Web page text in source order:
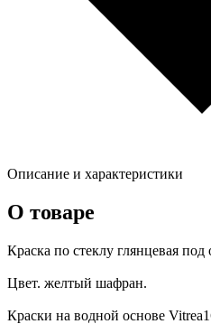
Описание и характеристики
О товаре
Краска по стеклу глянцевая
Цвет. желтый шафран.
Краски на водной основе